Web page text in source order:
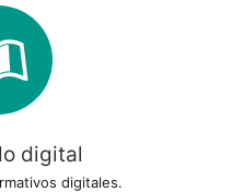
digital
digitales.